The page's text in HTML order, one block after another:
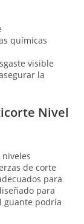
químicas
visible
la
Nivel
de corte
para
para
guante podría